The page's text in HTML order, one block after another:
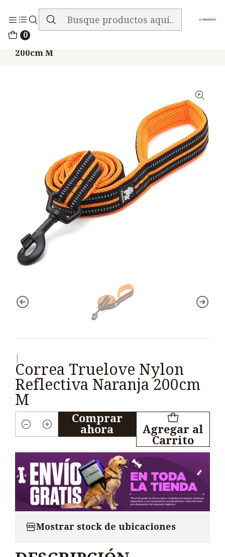
0
ENVIO GRATIS EN TODA LA TIENDA
200cm M
Correa Truelove Nylon
Reflectiva Naranja 200cm
M
Cantidad
Agregar al
Carrito
Comprar
ahora
Mostrar stock de ubicaciones